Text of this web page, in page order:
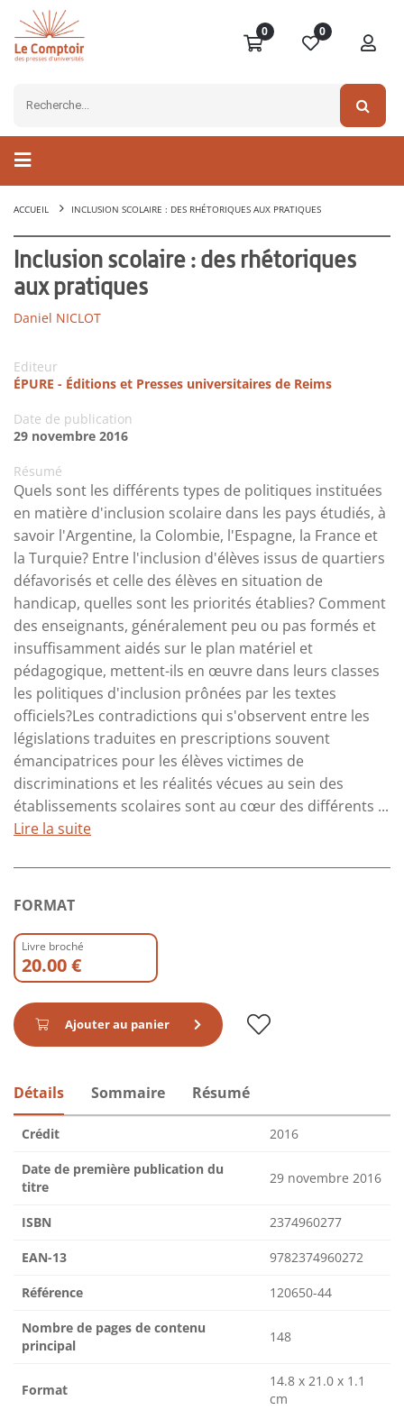
0 0
ACCUEIL INCLUSION SCOLAIRE : DES RHÉTORIQUES AUX PRATIQUES
Inclusion scolaire : des rhétoriques
aux pratiques
Daniel NICLOT
Editeur
ÉPURE - Éditions et Presses universitaires de Reims
Date de publication
29 novembre 2016
Résumé
Quels sont les différents types de politiques instituées
en matière d'inclusion scolaire dans les pays étudiés, à
savoir l'Argentine, la Colombie, l'Espagne, la France et
la Turquie? Entre l'inclusion d'élèves issus de quartiers
défavorisés et celle des élèves en situation de
handicap, quelles sont les priorités établies? Comment
des enseignants, généralement peu ou pas formés et
insuffisamment aidés sur le plan matériel et
pédagogique, mettent-ils en œuvre dans leurs classes
les politiques d'inclusion prônées par les textes
officiels?Les contradictions qui s'observent entre les
législations traduites en prescriptions souvent
émancipatrices pour les élèves victimes de
discriminations et les réalités vécues au sein des
établissements scolaires sont au cœur des différents ...
Lire la suite
FORMAT
Livre broché
20.00 €
Ajouter au panier
Détails Sommaire Résumé
Crédit 2016
Date de première publication du
titre
29 novembre 2016
ISBN 2374960277
EAN-13 9782374960272
Référence 120650-44
Nombre de pages de contenu
principal
148
Format
14.8 x 21.0 x 1.1
cm